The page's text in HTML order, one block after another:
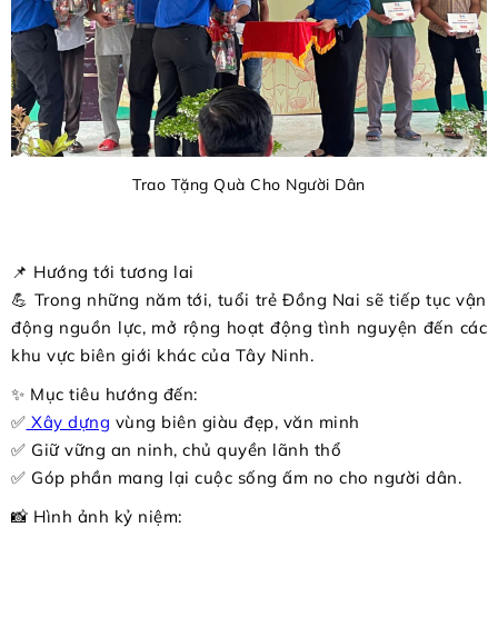
Trao Tặng Quà Cho Người Dân
📌 Hướng tới tương lai
💪 Trong những năm tới, tuổi trẻ Đồng Nai sẽ tiếp tục vận
động nguồn lực, mở rộng hoạt động tình nguyện đến các
khu vực biên giới khác của Tây Ninh.
✨ Mục tiêu hướng đến:
✅ Xây dựng vùng biên giàu đẹp, văn minh
✅ Giữ vững an ninh, chủ quyền lãnh thổ
✅ Góp phần mang lại cuộc sống ấm no cho người dân.
📸 Hình ảnh kỷ niệm: